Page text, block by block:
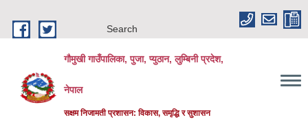
Search
गौमुखी गाउँपालिका, पुजा, प्युठान, लुम्बिनी प्रदेश,
नेपाल
सक्षम निजामती प्रशासन: विकास, समृद्धि र सुशासन